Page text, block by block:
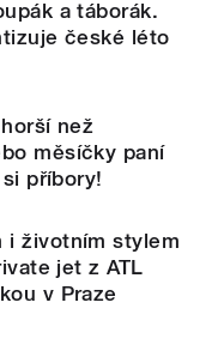
a táborák.
české léto
než
měsíčky paní
příbory!
i životním stylem
jet z ATL
v Praze